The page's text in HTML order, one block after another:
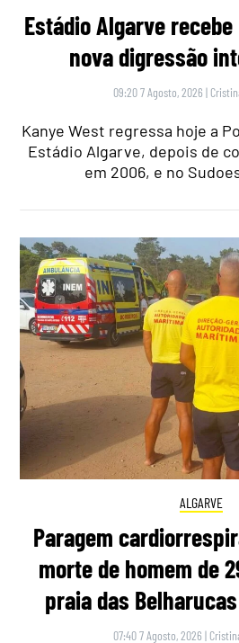
Estádio Algarve
nova digressão
09:20 7 Agosto, 2026 |
Kanye West regressa hoje a
Estádio Algarve, depois de
em 2006, e no
ALGARVE
Paragem
morte de homem de
praia das
07:40 7 Agosto, 2026 |